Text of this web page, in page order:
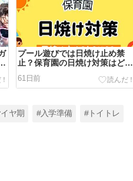
プール遊びでは日焼け止め禁
止？保育園の日焼け対策はどう
なってるの？
61日前
ヤ期 #入学準備 #トイトレ